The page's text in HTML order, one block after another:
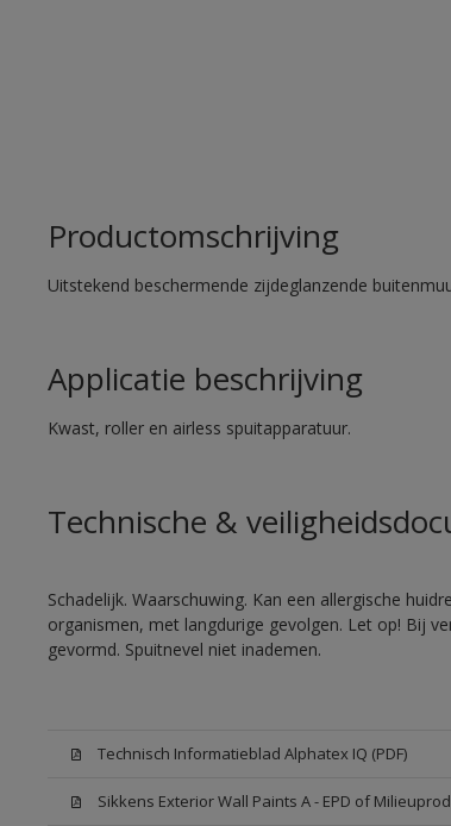
Productomschrijving
Uitstekend beschermende zijdeglanzende
Applicatie beschrijving
Kwast, roller en airless spuitapparatuur.
Technische &
Schadelijk. Waarschuwing. Kan een allergische
organismen, met langdurige gevolgen. Let op! Bij
gevormd. Spuitnevel niet inademen.
Technisch Informatieblad Alphatex IQ (PDF)
Sikkens Exterior Wall Paints A - EPD of